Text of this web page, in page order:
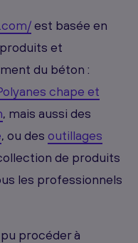
est basée en
et
du béton :
chape et
, mais aussi des
, ou des outillages
de produits
les professionnels
procéder à